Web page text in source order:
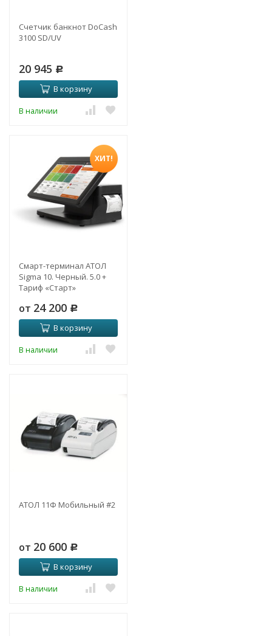
Счетчик банкнот DoCash
3100 SD/UV
20 945 Р
В корзину
В наличии
ХИТ!
Смарт-терминал АТОЛ
Sigma 10. Черный. 5.0 +
Тариф «Старт»
от 24 200 Р
В корзину
В наличии
АТОЛ 11Ф Мобильный #2
от 20 600 Р
В корзину
В наличии